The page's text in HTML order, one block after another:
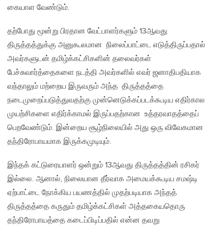
கையாள வேண்டும்.
தற்போது மூன்று பிரதான வேட்பாளர்களும் 13ஆவது
திருத்தத்துக்கு அனுகூலமான நிலைப்பாட்டை எடுத்திருப்பதால்
அவர்களுடன் தமிழ்க்கட்சிகளின் தலைவர்கள்
பேச்சுவார்த்தைகளை நடத்தி அவர்களில் எவர் ஜனாதிபதியாக
வந்தாலும் மற்றைய இருவரும் அந்த திருத்தத்தை
நடைமுறைப்படுத்துவதற்கு முன்னெடுக்கப்படக்கூடிய எதிர்கால
முயற்சிகளை எதிர்க்காமல் இருப்பதற்கான உத்தரவாதத்தைப்
பெறவேண்டும். இன்றைய சூழ்நிலையில் அது ஒரு விவேகமான
தந்திரோபாயமாக இருக்கமுடியும்.
இந்தக் கட்டுரையாளர் ஒன்றும் 13ஆவது திருத்தத்தின் ரசிகர்
இல்லை. ஆனால், நிலையான தீர்வாக அமையக்கூடிய சமஷ்டி
ஏற்பாட்டை நோக்கிய பயணத்தில் முதற்படியாக அந்தத்
திருத்தத்தை கருதும் தமிழ்க்கட்சிகள் அத்தகையதொரு
தந்திரோபாயத்தை கடைப்பிடிப்பதில் என்ன தவறு